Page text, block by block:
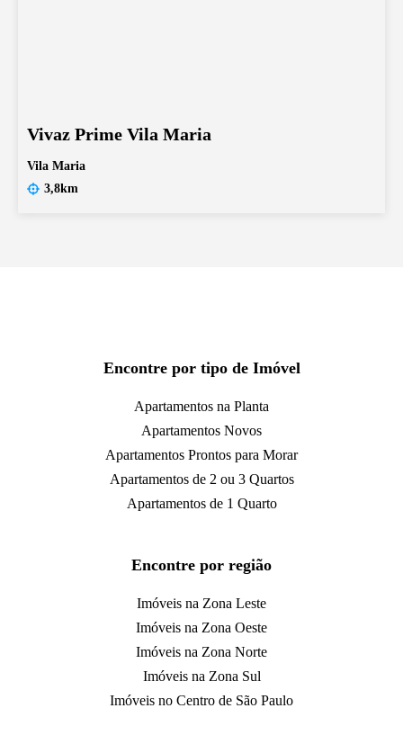
Vivaz Prime Vila Maria
Vila Maria
3,8km
Encontre por tipo de Imóvel
Apartamentos na Planta
Apartamentos Novos
Apartamentos Prontos para Morar
Apartamentos de 2 ou 3 Quartos
Apartamentos de 1 Quarto
Encontre por região
Imóveis na Zona Leste
Imóveis na Zona Oeste
Imóveis na Zona Norte
Imóveis na Zona Sul
Imóveis no Centro de São Paulo